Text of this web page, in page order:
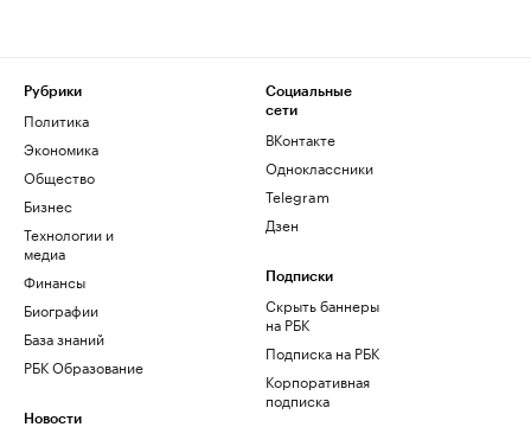
Рубрики
Политика
Экономика
Общество
Бизнес
Технологии и
медиа
Финансы
Биографии
База знаний
РБК Образование
Новости
Социальные
сети
ВКонтакте
Одноклассники
Telegram
Дзен
Подписки
Скрыть баннеры
на РБК
Подписка на РБК
Корпоративная
подписка